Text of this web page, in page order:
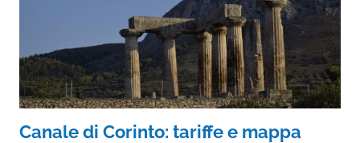
Canale di Corinto: tariffe e mappa